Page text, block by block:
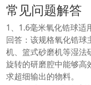
常见问题解答
1、1.6毫米氧化锆球适
回答：该规格氧化锆球
机、篮式砂磨机等湿法
旋转的研磨腔中能够高
求超细输出的物料。